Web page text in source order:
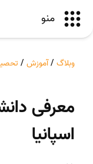
منو
وبلاگ /آموزش /
معرفی
اسپانیا